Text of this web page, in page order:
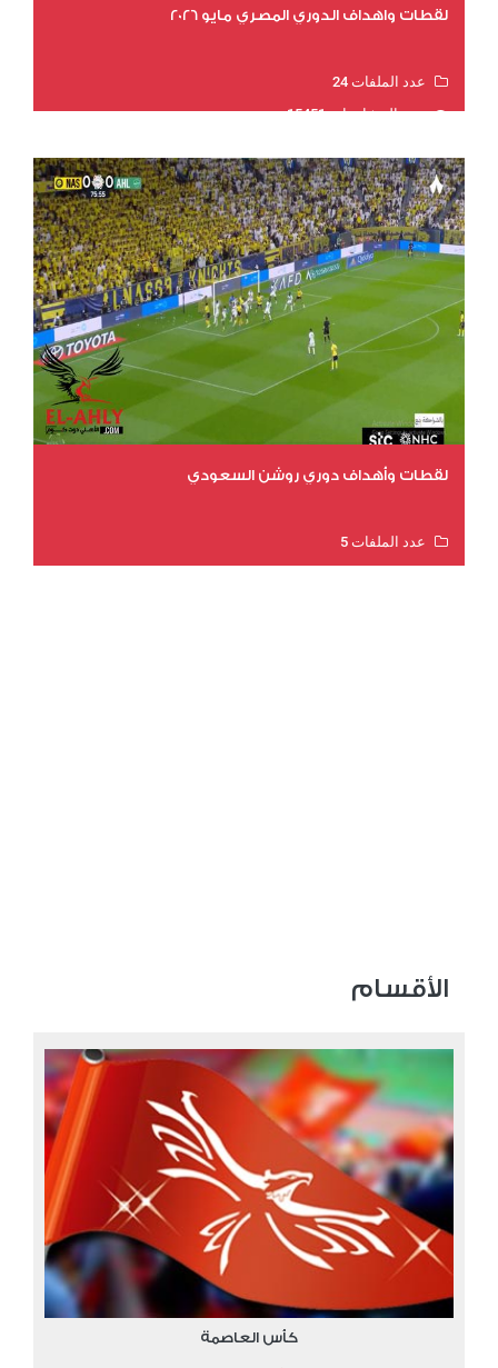
لقطات واهداف الدوري المصري مايو 2026
عدد الملفات 24
عدد المشاهدات 15451
لقطات وأهداف دوري روشن السعودي
عدد الملفات 5
الأقسام
كأس العاصمة